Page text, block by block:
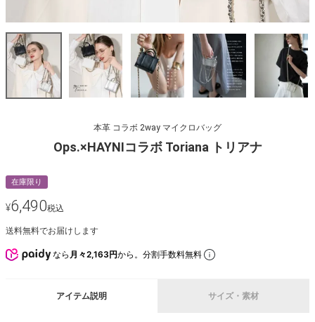
本革 コラボ 2way マイクロバッグ
Ops.×HAYNIコラボ Toriana トリアナ
在庫限り
¥6,490税込
送料無料でお届けします
なら 月々2,163円から。分割手数料無料
アイテム説明 サイズ・素材